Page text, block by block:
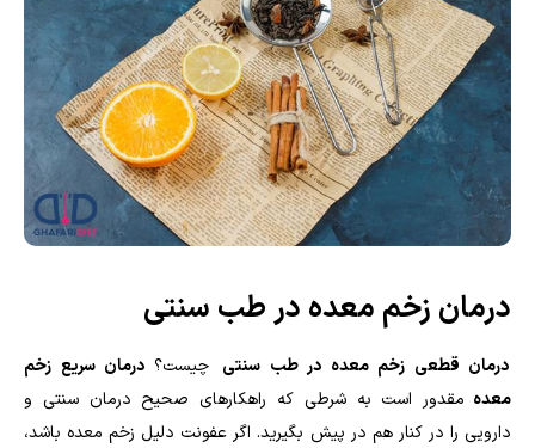
درمان زخم معده در طب سنتی
درمان قطعی زخم معده در طب سنتی چیست؟ درمان سریع زخم
معده مقدور است به شرطی که راهکارهای صحیح درمان سنتی و
دارویی را در کنار هم در پیش بگیرید. اگر عفونت دلیل زخم معده باشد،